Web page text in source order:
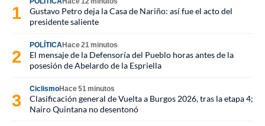
Gustavo Petro deja la Casa de Nariño: así fue el acto del
presidente saliente
POLÍTICAHace 21 minutos
El mensaje de la Defensoría del Pueblo horas antes de la
posesión de Abelardo de la Espriella
CiclismoHace 51 minutos
Clasificación general de Vuelta a Burgos 2026, tras la etapa 4;
Nairo Quintana no desentonó